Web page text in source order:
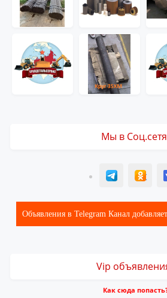
Мы в
T ОК
Объявления в Telegram Канал
Vip
Как сюда